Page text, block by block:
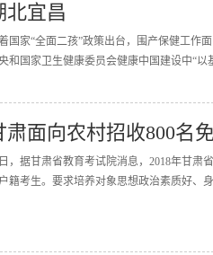
北宜昌
国家“全面二孩”政策出台，围产保健工作
和国家卫生健康委员会健康中国建设中“以
肃面向农村招收800名
，据甘肃省教育考试院消息，2018年甘肃
籍考生。要求培养对象思想政治素质好、